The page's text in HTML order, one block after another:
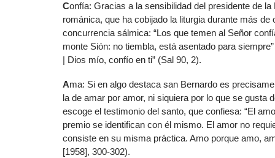
Confía: Gracias a la sensibilidad del presidente de
románica, que ha cobijado la liturgia durante más
concurrencia sálmica: “Los que temen al Señor
monte Sión: no tiembla, está asentado para
| Dios mío, confío en ti” (Sal 90, 2).
Ama: Si en algo destaca san Bernardo es
la de amar por amor, ni siquiera por lo que se gusta
escoge el testimonio del santo, que confiesa: “El
premio se identifican con él mismo. El amor no
consiste en su misma práctica. Amo porque amo,
[1958], 300-302).